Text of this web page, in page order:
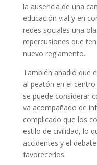
la ausencia de una
educación vial y en
redes sociales una
repercusiones que
nuevo reglamento.
También añadió que
al peatón en el
se puede considerar
va acompañado de
complicado que los
estilo de civilidad, lo
accidentes y el
favorecerlos.